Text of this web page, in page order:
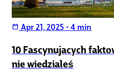
calendar_today Apr 21, 2025 • 4 min
10 Fascynujacych
nie wiedzialeś